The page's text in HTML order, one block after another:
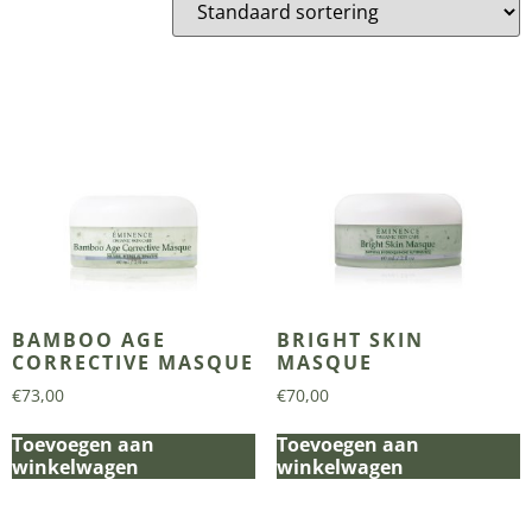
BAMBOO AGE
CORRECTIVE MASQUE
€73,00
Toevoegen aan
winkelwagen
BRIGHT SKIN
MASQUE
€70,00
Toevoegen aan
winkelwagen